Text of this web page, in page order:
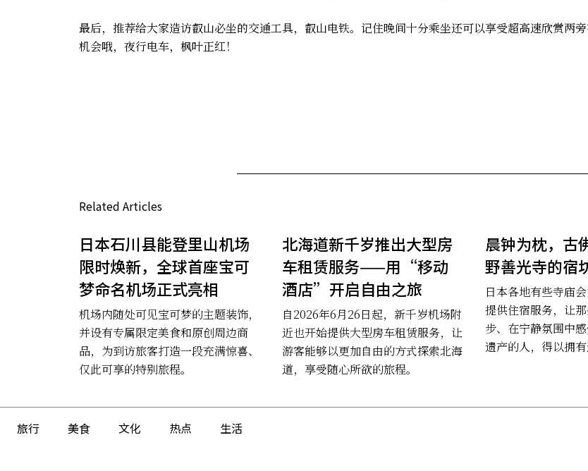
最后，推荐给大家造访叡山必坐的交通工具，叡山电铁。记住晚间十分乘坐还可以享受超高速欣赏两
机会哦，夜行电车，枫叶正红！
Related Articles
日本石川县能登里山机场
限时焕新，全球首座宝可
梦命名机场正式亮相
机场内随处可见宝可梦的主题装饰，
并设有专属限定美食和原创周边商
品，为到访旅客打造一段充满惊喜、
仅此可享的特别旅程。
北海道新千岁推出大型房
车租赁服务——用“移动
酒店”开启自由之旅
自2026年6月26日起，新千岁机场附
近也开始提供大型房车租赁服务，让
游客能够以更加自由的方式探索北海
道，享受随心所欲的旅程。
晨钟为枕，古
野善光寺的宿
日本各地有些寺庙
提供住宿服务，让
步、在宁静氛围中
遗产的人，得以拥有
旅行 美食 文化 热点 生活